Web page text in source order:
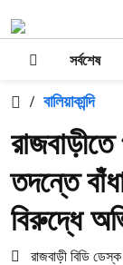
সর্বশেষ
/ বালিয়াকান্দি
রাজবাড়ীতে
তদন্তে
বিরুদ্ধে
রাজবাড়ী বিডি ডেস্ক